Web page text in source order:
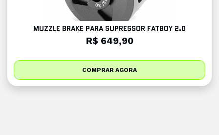
MUZZLE BRAKE PARA SUPRESSOR FATBOY 2.0
R$ 649,90
COMPRAR AGORA